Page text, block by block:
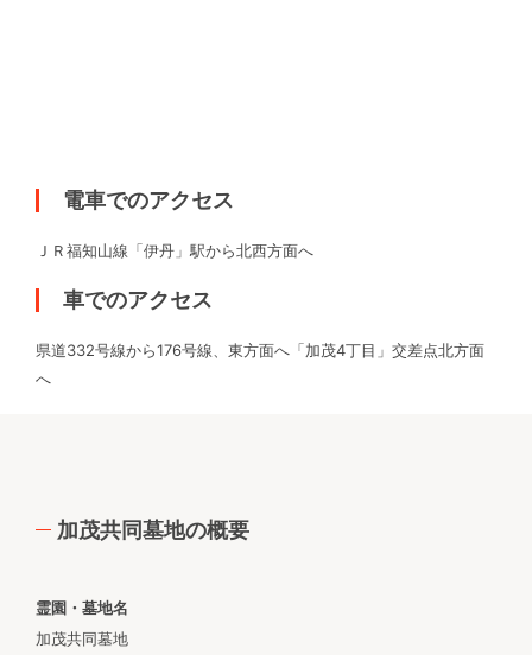
電車でのアクセス
ＪＲ福知山線「伊丹」駅から北西方面へ
車でのアクセス
県道332号線から176号線、東方面へ「加茂4丁目」交差点北方面
へ
加茂共同墓地の概要
霊園・墓地名
加茂共同墓地